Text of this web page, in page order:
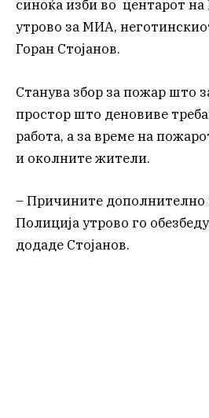
синоќа изби во центарот на
утрово за МИА,
Горан Стојанов.
Станува збор за пожар што
простор што деновиве
работа, а за време на
и околните жители.
– Причините дополнително
Полиција утрово го
додаде Стојанов.